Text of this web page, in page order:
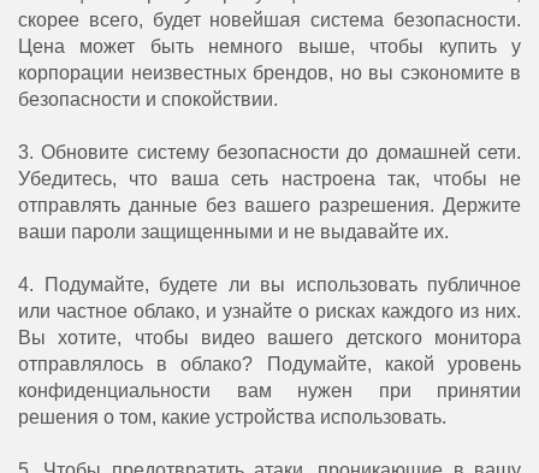
скорее всего, будет новейшая система безопасности.
Цена может быть немного выше, чтобы купить у
корпорации неизвестных брендов, но вы сэкономите в
безопасности и спокойствии.
3. Обновите систему безопасности до домашней сети.
Убедитесь, что ваша сеть настроена так, чтобы не
отправлять данные без вашего разрешения. Держите
ваши пароли защищенными и не выдавайте их.
4. Подумайте, будете ли вы использовать публичное
или частное облако, и узнайте о рисках каждого из них.
Вы хотите, чтобы видео вашего детского монитора
отправлялось в облако? Подумайте, какой уровень
конфиденциальности вам нужен при принятии
решения о том, какие устройства использовать.